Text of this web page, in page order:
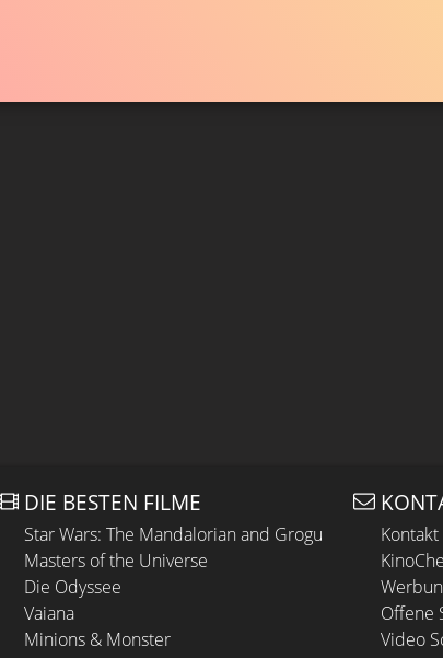
DIE BESTEN FILME
Star Wars: The Mandalorian and Grogu
Masters of the Universe
Die Odyssee
Vaiana
Minions & Monster
Kontakt
Offene
Video